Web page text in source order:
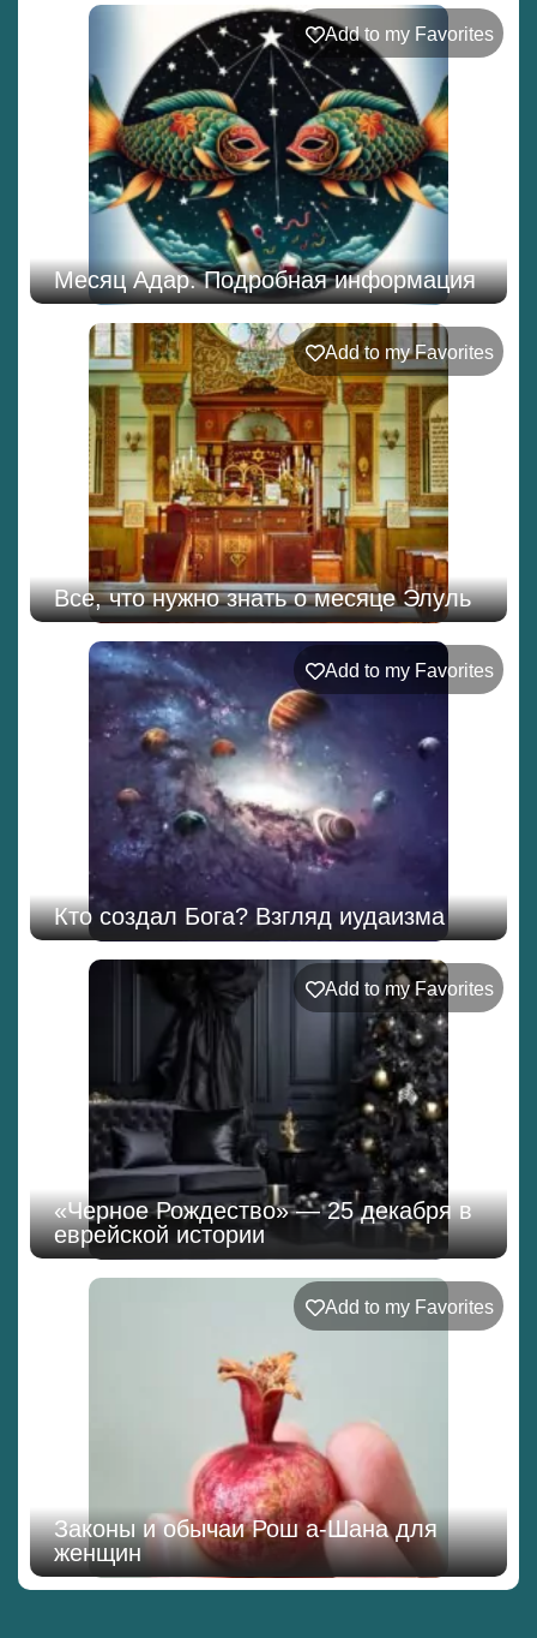
Add to my Favorites
Месяц Адар. Подробная информация
Add to my Favorites
Все, что нужно знать о месяце Элуль
Add to my Favorites
Кто создал Бога? Взгляд иудаизма
Add to my Favorites
«Черное Рождество» — 25 декабря в
еврейской истории
Add to my Favorites
Законы и обычаи Рош а-Шана для
женщин